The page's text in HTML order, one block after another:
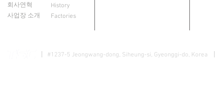
회사연혁
사업장 소개
History
Factories
#1237-5 Jeongwang-dong, Siheung-si, Gyeonggi-do, Korea